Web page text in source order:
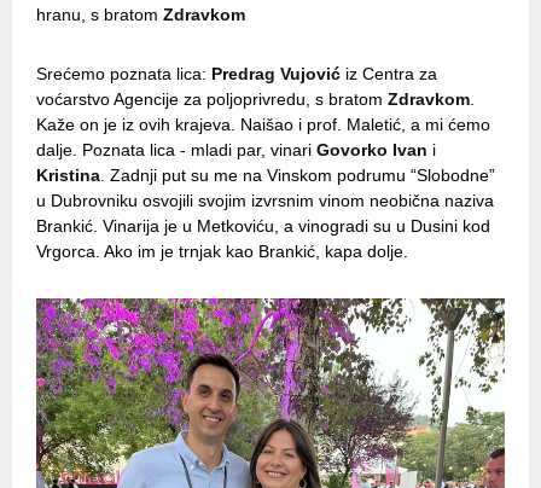
hranu, s bratom Zdravkom
Srećemo poznata lica: Predrag Vujović iz Centra za
voćarstvo Agencije za poljoprivredu, s bratom Zdravkom
Kaže on je iz ovih krajeva. Naišao i prof. Maletić, a mi ćemo
dalje. Poznata lica - mladi par, vinari Govorko Ivan i
Kristina . Zadnji put su me na Vinskom podrumu “Slobodne”
u Dubrovniku osvojili svojim izvrsnim vinom neobična naziva
Brankić. Vinarija je u Metkoviću, a vinogradi su u Dusini kod
Vrgorca. Ako im je trnjak kao Brankić, kapa dolje.